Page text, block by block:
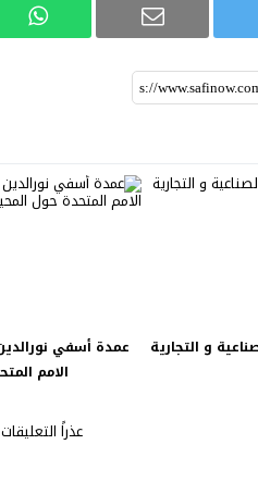
و التجارية
عمدة أسفي
الامم
عذراً